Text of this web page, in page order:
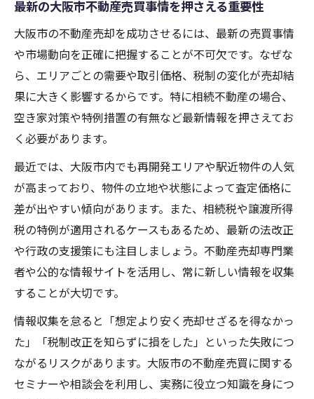
最新の大阪市不動産売買事情を押さえる重要性
大阪市の不動産売却を成功させるには、最新の売買事情
や市場動向を正確に把握することが不可欠です。なぜな
ら、エリアごとの需要や取引価格、税制の変化が売却結
果に大きく影響するからです。特に相続不動産の場合、
空き家対策や特例措置の有無など最新情報を押さえてお
く必要があります。
最近では、大阪市内でも再開発エリアや駅近物件の人気
が高まっており、物件の立地や状態によって査定価格に
差が出やすい傾向があります。また、相続税や譲渡所得
税の特例が適用されるケースもあるため、最新の法改正
や行政の支援策にも注目しましょう。不動産売却専門業
者や公的な情報サイトを活用し、常に新しい情報を収集
することが大切です。
情報収集を怠ると「想定より安く売却せざるを得なかっ
た」「税制改正を知らずに損をした」といった失敗につ
ながるリスクがあります。大阪市の不動産売買に関する
セミナーや相談会を利用し、実務に役立つ知識を身につ